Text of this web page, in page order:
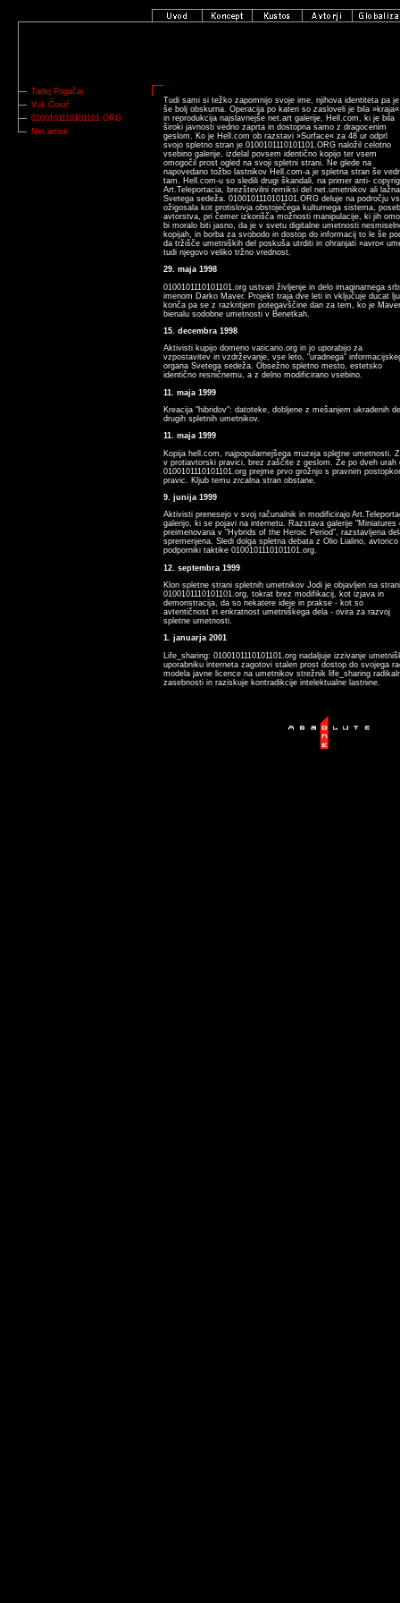
Tadej Pogačar
Vuk Ćosić
0100101110101101.ORG
Net.artisti
Tudi sami si težko zapomnijo svoje ime, njihova identiteta pa je
še bolj obskurna. Operacija po kateri so zasloveli je bila »kraja«
in reprodukcija najslavnejše net.art galerije, Hell.com, ki je bila
široki javnosti vedno zaprta in dostopna samo z dragocenim
geslom. Ko je Hell.com ob razstavi »Surface« za 48 ur odprl
svojo spletno stran je 0100101110101101.ORG naložil celotno
vsebino galerije, izdelal povsem identično kopijo ter vsem
omogočil prost ogled na svoji spletni strani. Ne glede na
napovedano tožbo lastnikov Hell.com-a je spletna stran še
tam. Hell.com-u so sledili drugi škandali, na primer anti-
Art.Teleportacia, brezštevilni remiksi del net.umetnikov ali
Svetega sedeža. 0100101110101101.ORG deluje na področju
ožigosala kot protislovja obstoječega kulturnega sistema,
avtorstva, pri čemer izkorišča možnosti manipulacije, ki jih
bi moralo biti jasno, da je v svetu digitalne umetnosti
kopijah, in borba za svobodo in dostop do informacij to le še
da tržišče umetniških del poskuša utrditi in ohranjati »avro«
tudi njegovo veliko tržno vrednost.
29. maja 1998
0100101110101101.org ustvari življenje in delo imaginarnega
imenom Darko Maver. Projekt traja dve leti in vključuje ducat
konča pa se z razkritjem potegavščine dan za tem, ko je
bienalu sodobne umetnosti v Benetkah.
15. decembra 1998
Aktivisti kupijo domeno vaticano.org in jo uporabijo za
vzpostavitev in vzdrževanje, vse leto, "uradnega"
organa Svetega sedeža. Obsežno spletno mesto, estetsko
identično resničnemu, a z delno modificirano vsebino.
11. maja 1999
Kreacija "hibridov": datoteke, dobljene z mešanjem ukradenih
drugih spletnih umetnikov.
11. maja 1999
Kopija hell.com, najpopularnejšega muzeja spletne umetnosti.
v protiavtorski pravici, brez zaščite z geslom. Že po dveh urah
0100101110101101.org prejme prvo grožnjo s pravnim
pravic. Kljub temu zrcalna stran obstane.
9. junija 1999
Aktivisti prenesejo v svoj računalnik in modificirajo
galerijo, ki se pojavi na internetu. Razstava galerije "Miniatures
preimenovana v "Hybrids of the Heroic Period", razstavljena
spremenjena. Sledi dolga spletna debata z Olio Lialino,
podporniki taktike 0100101110101101.org.
12. septembra 1999
Klon spletne strani spletnih umetnikov Jodi je objavljen na strani
0100101110101101.org, tokrat brez modifikacij, kot izjava in
demonstracija, da so nekatere ideje in prakse - kot so
avtentičnost in enkratnost umetniškega dela - ovira za razvoj
spletne umetnosti.
1. januarja 2001
Life_sharing: 0100101110101101.org nadaljuje izzivanje
uporabniku interneta zagotovi stalen prost dostop do svojega
modela javne licence na umetnikov strežnik life_sharing
zasebnosti in raziskuje kontradikcije intelektualne lastnine.